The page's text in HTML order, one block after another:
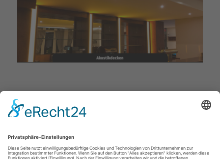
Tel: 03962 - 22 10 88 |Mail|Newsletter|Impressum